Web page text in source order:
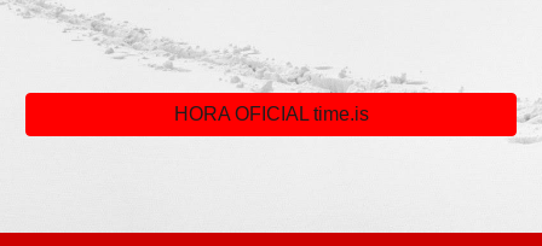
HORA OFICIAL time.is